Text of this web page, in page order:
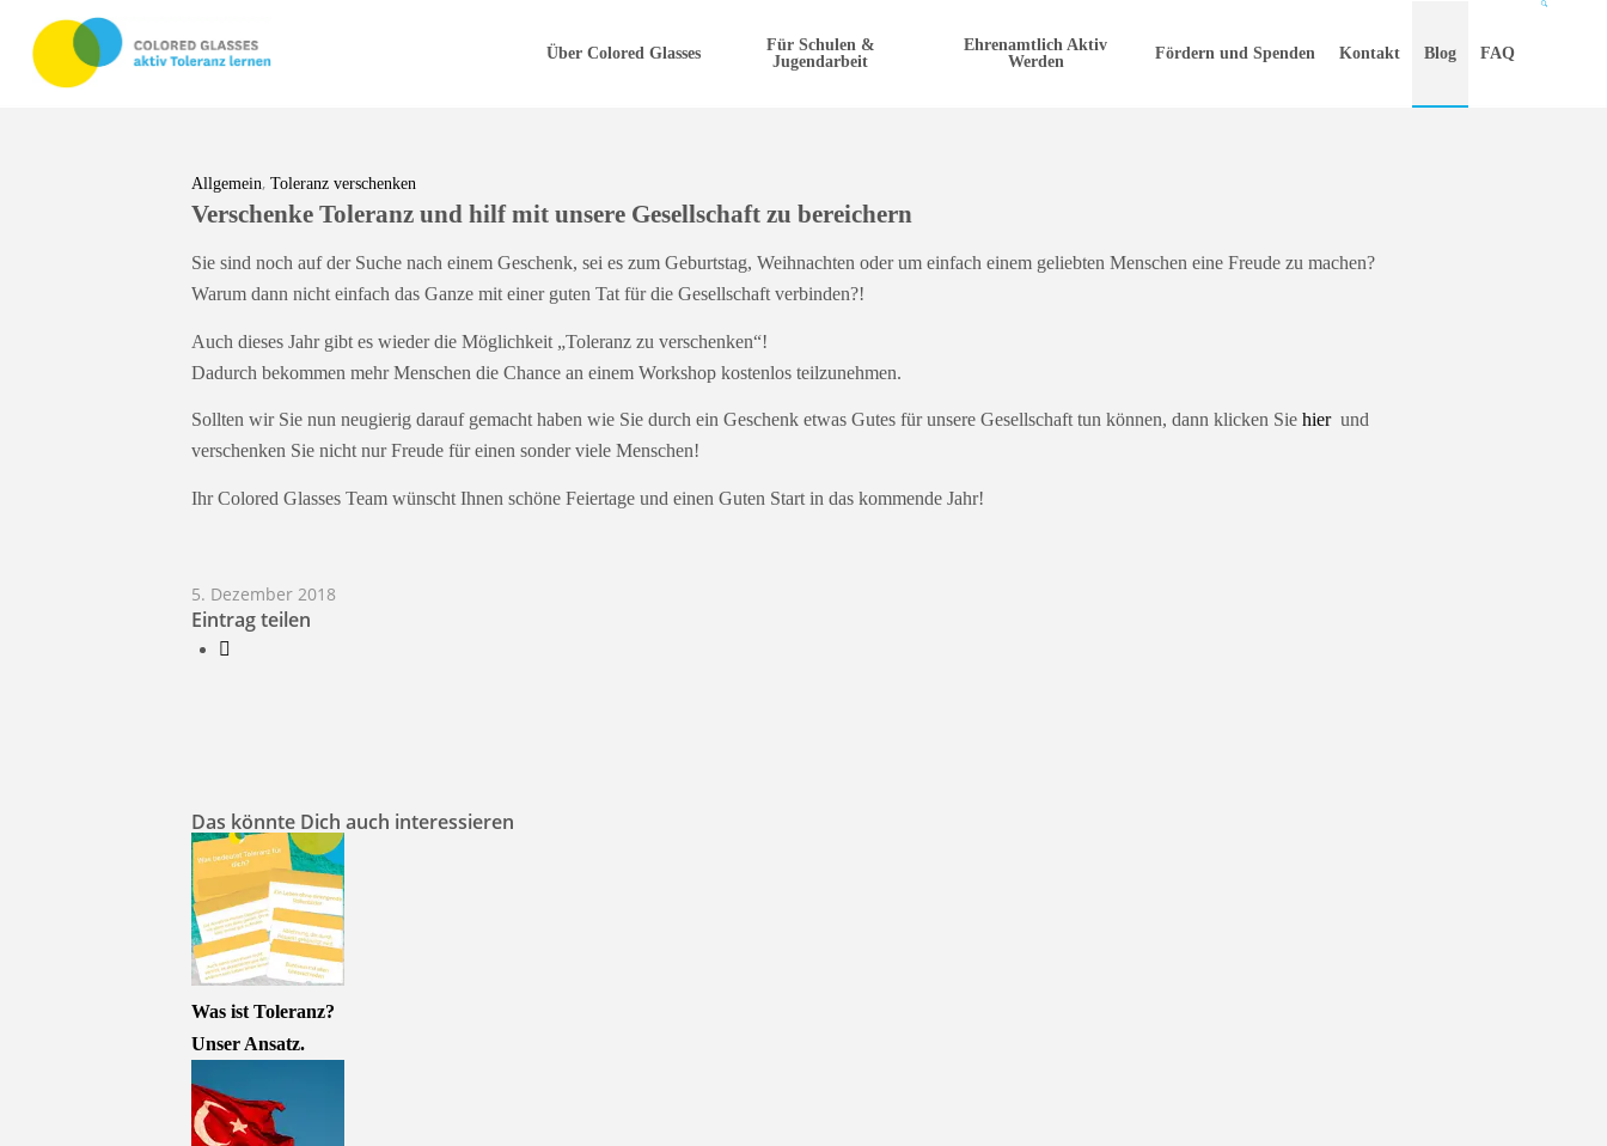
Über Colored Glasses
Für Schulen &
Jugendarbeit
Ehrenamtlich Aktiv
Werden
Fördern und Spenden Kontakt Blog FAQ
Allgemein, Toleranz verschenken
Verschenke Toleranz und hilf mit unsere Gesellschaft zu bereichern
Sie sind noch auf der Suche nach einem Geschenk, sei es zum Geburtstag, Weihnachten oder um einfach einem geliebten Menschen eine Freude zu machen?
Warum dann nicht einfach das Ganze mit einer guten Tat für die Gesellschaft verbinden?!
Auch dieses Jahr gibt es wieder die Möglichkeit „Toleranz zu verschenken“!
Dadurch bekommen mehr Menschen die Chance an einem Workshop kostenlos teilzunehmen.
Sollten wir Sie nun neugierig darauf gemacht haben wie Sie durch ein Geschenk etwas Gutes für unsere Gesellschaft tun können, dann klicken Sie hier und
verschenken Sie nicht nur Freude für einen sonder viele Menschen!
Ihr Colored Glasses Team wünscht Ihnen schöne Feiertage und einen Guten Start in das kommende Jahr!
5. Dezember 2018
Eintrag teilen
Das könnte Dich auch interessieren
Was ist Toleranz?
Unser Ansatz.